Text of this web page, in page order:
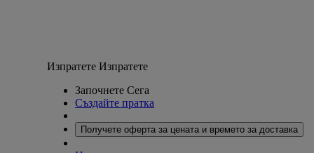
Изпратете Изпратете
Започнете Сега
Създайте пратка
Получете оферта за цената и времето за доставка